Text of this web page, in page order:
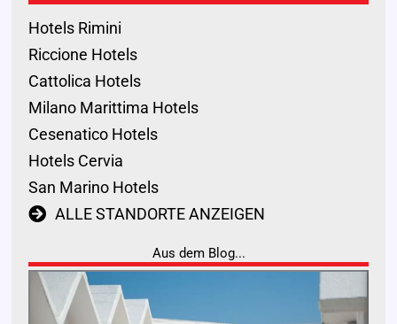
Hotels Rimini
Riccione Hotels
Cattolica Hotels
Milano Marittima Hotels
Cesenatico Hotels
Hotels Cervia
San Marino Hotels
ALLE STANDORTE ANZEIGEN
Aus dem Blog...